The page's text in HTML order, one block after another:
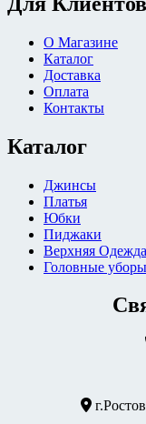
О Магазине
Каталог
Доставка
Оплата
Контакты
Каталог
Джинсы
Платья
Юбки
Пиджаки
Верхняя Одежда
Головные уборы